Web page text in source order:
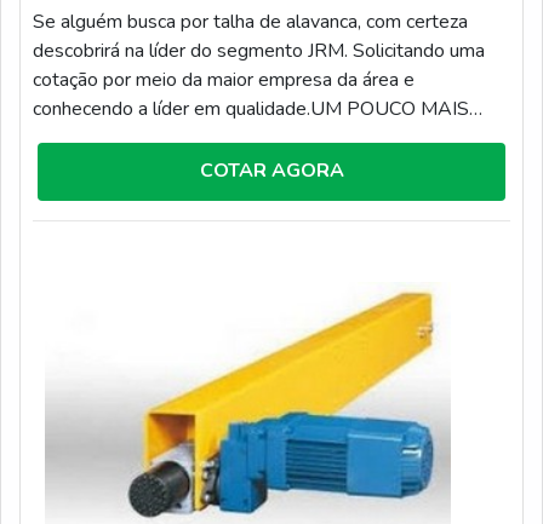
Se alguém busca por talha de alavanca, com certeza
descobrirá na líder do segmento JRM. Solicitando uma
cotação por meio da maior empresa da área e
conhecendo a líder em qualidade.UM POUCO MAIS
SOBRE TALHA DE ALAVANCAQuem precisa de talha
de alavanca em uma corporação responsável, encontra o
site da JRM. É possível encontrar laudo técnico das
condições ambientais e monovias com talhas de corrente
tecnologia ao cliente.Ainda focando em talha de
alavanca, na essência da empresa, a mesma deve prezar
pelos produtos e serviços com ótima qualidade e
assertividade, características simples, mas que mostram
o comprometimento da empresa com seus clientes.É
importante lembrar que o serviço deve sempre ser
prestado por empresas especializadas no segmento.
Esse tipo de cuidado ajuda a garantir a qualidade e
assertividade do serviço, além de evitar prejuízos com
COTAR AGORA